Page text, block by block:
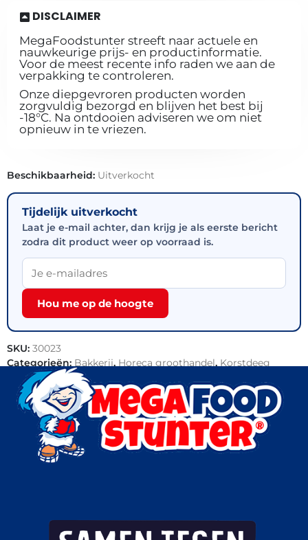
DISCLAIMER
MegaFoodstunter streeft naar actuele en
nauwkeurige prijs- en productinformatie.
Voor de meest recente info raden we aan de
verpakking te controleren.
Onze diepgevroren producten worden
zorgvuldig bezorgd en blijven het best bij
-18°C. Na ontdooien adviseren we om niet
opnieuw in te vriezen.
Beschikbaarheid: Uitverkocht
Tijdelijk uitverkocht
Laat je e-mail achter, dan krijg je als eerste bericht
zodra dit product weer op voorraad is.
Hou me op de hoogte
SKU: 30023
Categorieën: Bakkerij, Horeca groothandel, Korstdeeg
producten